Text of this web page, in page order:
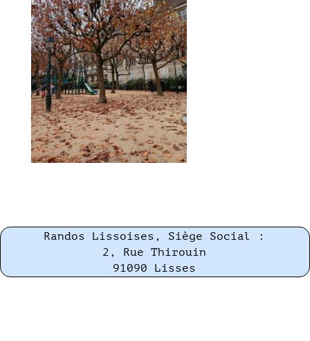
Randos Lissoises, Siège Social :
2, Rue Thirouin
91090 Lisses